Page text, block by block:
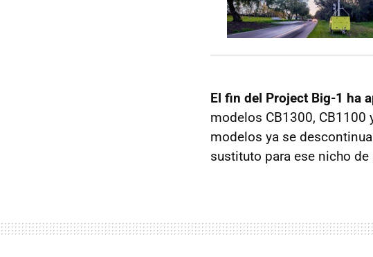
El fin del Project Big-1 ha
modelos CB1300, CB1100
modelos ya se
sustituto para ese nicho